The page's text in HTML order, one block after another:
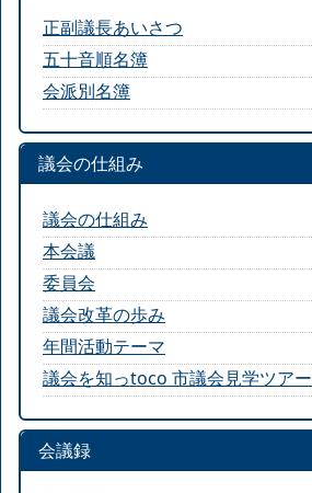
正副議長あいさつ
五十音順名簿
会派別名簿
議会の仕組み
議会の仕組み
本会議
委員会
議会改革の歩み
年間活動テーマ
議会を知っtoco 市議会見学ツアー
会議録